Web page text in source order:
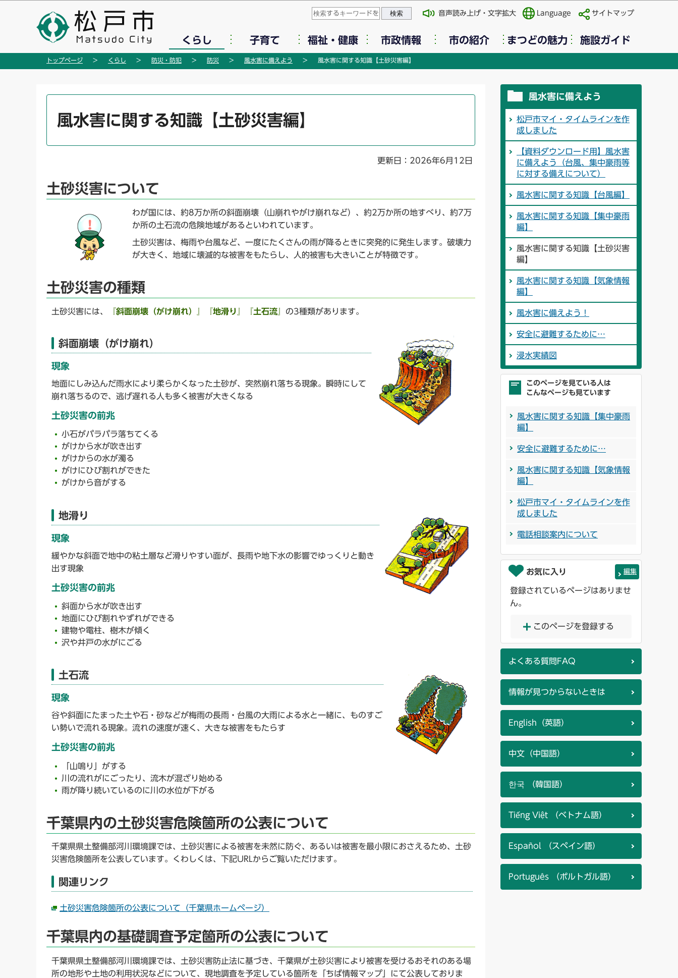
の
このページの本文へ移動
音声読み上げ・文字拡大 Language サイトマップ
くらし 子育て 福祉・健康 市政情報 市の紹介 まつどの魅力 施設ガイド
トップページ くらし 防災・防犯 防災 風水害に備えよう 風水害に関する知識【土砂災害編】
風水害に関する知識【土砂災害編】
更新日：2026年6月12日
土砂災害について
わが国には、約8万か所の斜面崩壊（山崩れやがけ崩れなど）、約2万か所の地すべり、約7万
か所の土石流の危険地域があるといわれています。
土砂災害は、梅雨や台風など、一度にたくさんの雨が降るときに突発的に発生します。破壊力
が大きく、地域に壊滅的な被害をもたらし、人的被害も大きいことが特徴です。
土砂災害の種類
土砂災害には、 『斜面崩壊（がけ崩れ）』『地滑り』『土石流』 の3種類があります。
斜面崩壊（がけ崩れ）
現象
地面にしみ込んだ雨水により柔らかくなった土砂が、突然崩れ落ちる現象。瞬時にして
崩れ落ちるので、逃げ遅れる人も多く被害が大きくなる
土砂災害の前兆
小石がパラパラ落ちてくる
がけから水が吹き出す
がけからの水が濁る
がけにひび割れができた
がけから音がする
地滑り
現象
緩やかな斜面で地中の粘土層など滑りやすい面が、長雨や地下水の影響でゆっくりと動き
出す現象
土砂災害の前兆
斜面から水が吹き出す
地面にひび割れやずれができる
建物や電柱、樹木が傾く
沢や井戸の水がにごる
土石流
現象
谷や斜面にたまった土や石・砂などが梅雨の長雨・台風の大雨による水と一緒に、ものすご
い勢いで流れる現象。流れの速度が速く、大きな被害をもたらす
土砂災害の前兆
「山鳴り」がする
川の流れがにごったり、流木が混ざり始める
雨が降り続いているのに川の水位が下がる
千葉県内の土砂災害危険箇所の公表について
千葉県県土整備部河川環境課では、土砂災害による被害を未然に防ぐ、あるいは被害を最小限におさえるため、土砂
災害危険箇所を公表しています。くわしくは、下記URLからご覧いただけます。
関連リンク
土砂災害危険箇所の公表について（千葉県ホームページ）
千葉県内の基礎調査予定箇所の公表について
千葉県県土整備部河川環境課では、土砂災害防止法に基づき、千葉県が土砂災害により被害を受けるおそれのある場
所の地形や土地の利用状況などについて、現地調査を予定している箇所を「ちば情報マップ」にて公表しておりま
風水害に備えよう
松戸市マイ・タイムラインを作
成しました
【資料ダウンロード用】風水害
に備えよう（台風、集中豪雨等
に対する備えについて）
風水害に関する知識【台風編】
風水害に関する知識【集中豪雨
編】
風水害に関する知識【土砂災害
編】
風水害に関する知識【気象情報
編】
風水害に備えよう！
安全に避難するために…
浸水実績図
このページを見ている人は
こんなページも見ています
風水害に関する知識【集中豪雨
編】
安全に避難するために…
風水害に関する知識【気象情報
編】
松戸市マイ・タイムラインを作
成しました
電話相談案内について
お気に入り 編集
登録されているページはありませ
ん。
このページを登録する
よくある質問FAQ
情報が見つからないときは
English（英語）
中文（中国語）
한국 （韓国語）
Tiếng Việt （ベトナム語）
Español （スペイン語）
Português （ポルトガル語）